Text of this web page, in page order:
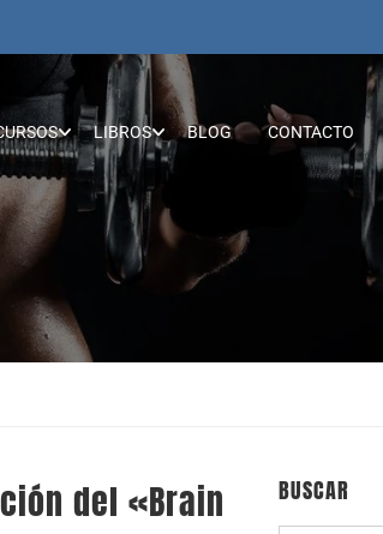
LIBROS BLOG CONTACTO
del «Brain
BUSCAR